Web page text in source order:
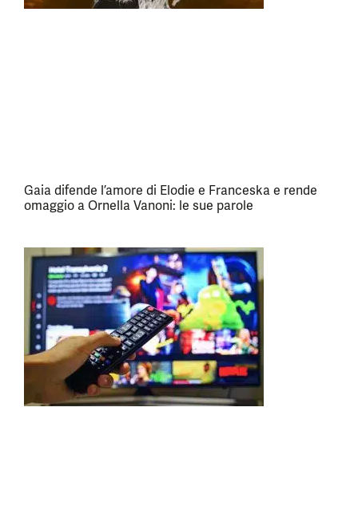
Gaia difende l’amore di Elodie e Franceska e rende
omaggio a Ornella Vanoni: le sue parole